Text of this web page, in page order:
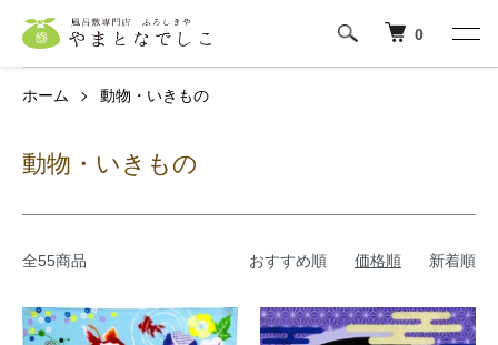
0
ホーム 動物・いきもの
動物・いきもの
全55商品 おすすめ順 価格順 新着順